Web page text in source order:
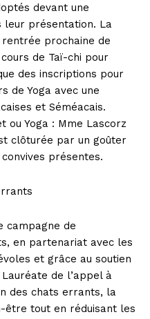
devant une
leur présentation. La
prochaine de
de Taï-chi pour
des inscriptions pour
de Yoga avec une
et Séméacais.
ou Yoga : Mme Lascorz
clôturée par un goûter
présentes.
campagne de
en partenariat avec les
et grâce au soutien
de l’appel à
des chats errants, la
être tout en réduisant les